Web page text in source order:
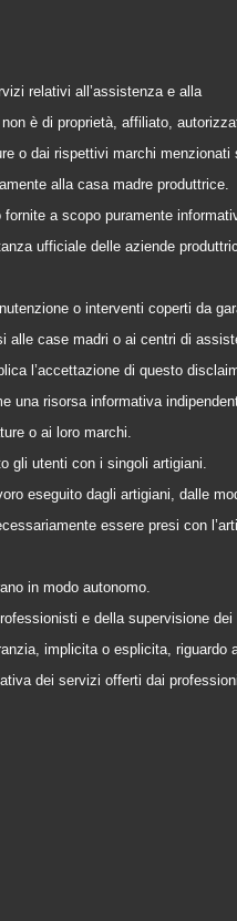
relativi all’assistenza e alla
è di proprietà, affiliato,
o dai rispettivi marchi menzionati
alla casa madre produttrice.
a scopo puramente
ufficiale delle aziende
o interventi coperti da
alle case madri o ai centri di
l’accettazione di questo
una risorsa informativa
o ai loro marchi.
gli utenti con i singoli artigiani.
eseguito dagli artigiani, dalle
essere presi con
in modo autonomo.
e della supervisione dei
implicita o esplicita, riguardo
dei servizi offerti dai